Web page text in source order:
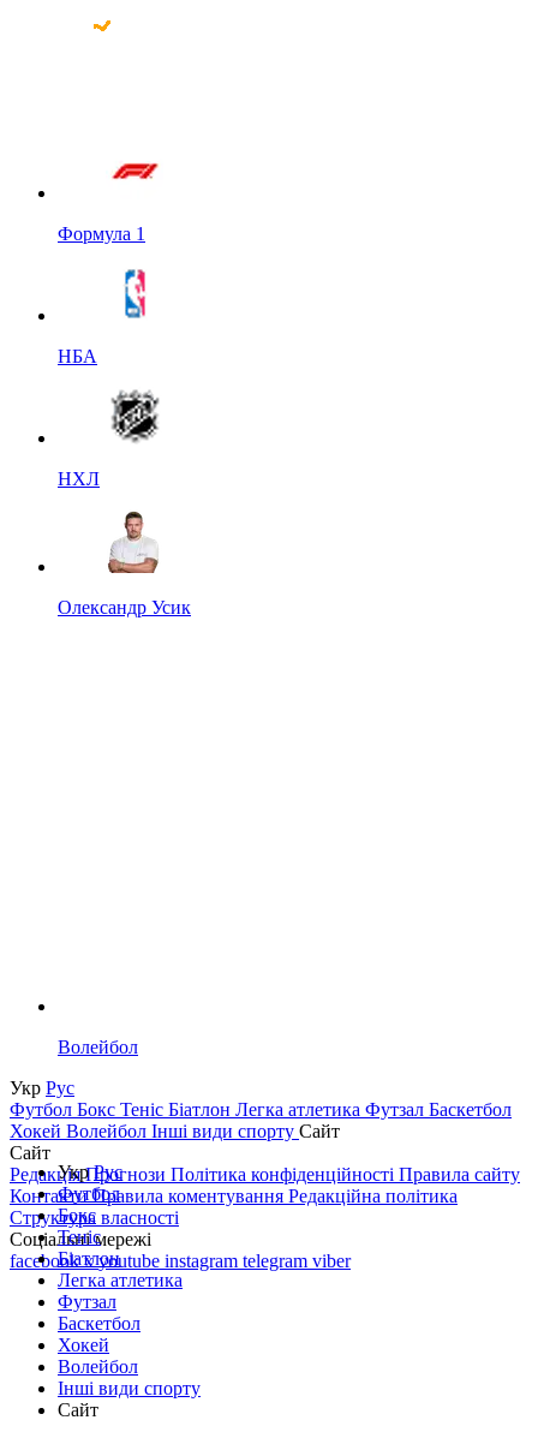
Формула 1
НБА
НХЛ
Олександр Усик
Волейбол
Укр Рус
Футбол Бокс Теніс Біатлон Легка атлетика Футзал Баскетбол
Хокей Волейбол Інші види спорту Сайт
Сайт
РедакціяПрогнози Політика конфіденційності Правила сайту
КонтактиПравила коментування Редакційна політика
Структура власності
Соціальні мережі
facebookxyoutube instagram telegram viber
УкрРус
Футбол
Бокс
Теніс
Біатлон
Легка атлетика
Футзал
Баскетбол
Хокей
Волейбол
Інші види спорту
Сайт